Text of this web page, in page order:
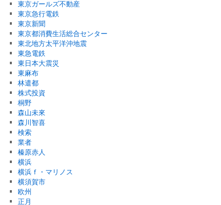
東京ガールズ不動産
東京急行電鉄
東京新聞
東京都消費生活総合センター
東北地方太平洋沖地震
東急電鉄
東日本大震災
東麻布
林遣都
株式投資
桐野
森山未來
森川智喜
検索
業者
榛原赤人
横浜
横浜ｆ・マリノス
横須賀市
欧州
正月